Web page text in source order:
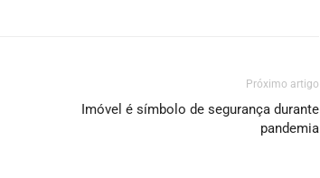
Próximo artigo
Imóvel é símbolo de segurança durante
pandemia